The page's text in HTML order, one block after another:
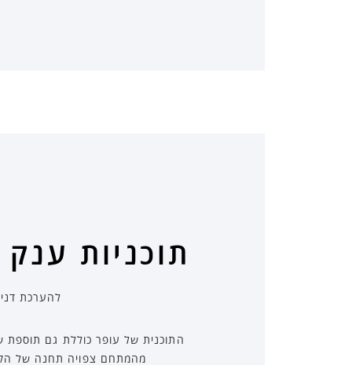
תוכניות
להערכת דני